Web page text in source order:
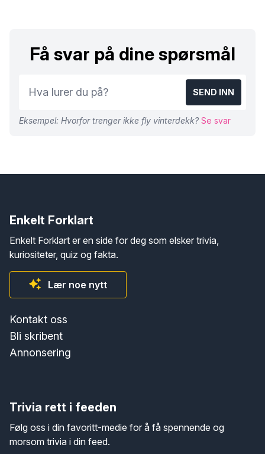
Få svar på dine spørsmål
SEND INN
Eksempel: Hvorfor trenger ikke fly vinterdekk? Se svar
Enkelt Forklart
Enkelt Forklart er en side for deg som elsker trivia,
kuriositeter, quiz og fakta.
Lær noe nytt
Kontakt oss
Bli skribent
Annonsering
Trivia rett i feeden
Følg oss i din favoritt-medie for å få spennende og
morsom trivia i din feed.